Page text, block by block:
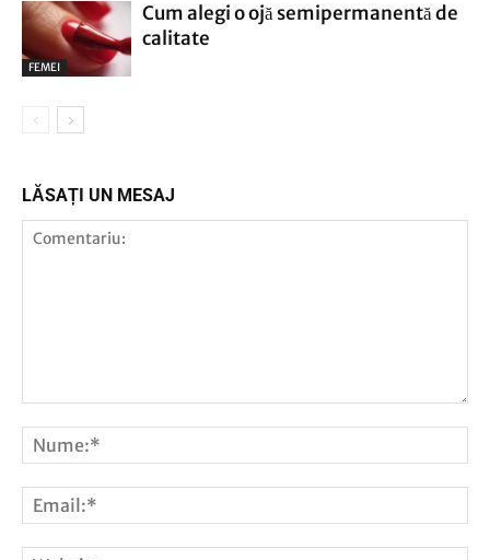
FEMEI
Cum alegi o ojă semipermanentă de
calitate
LĂSAȚI UN MESAJ